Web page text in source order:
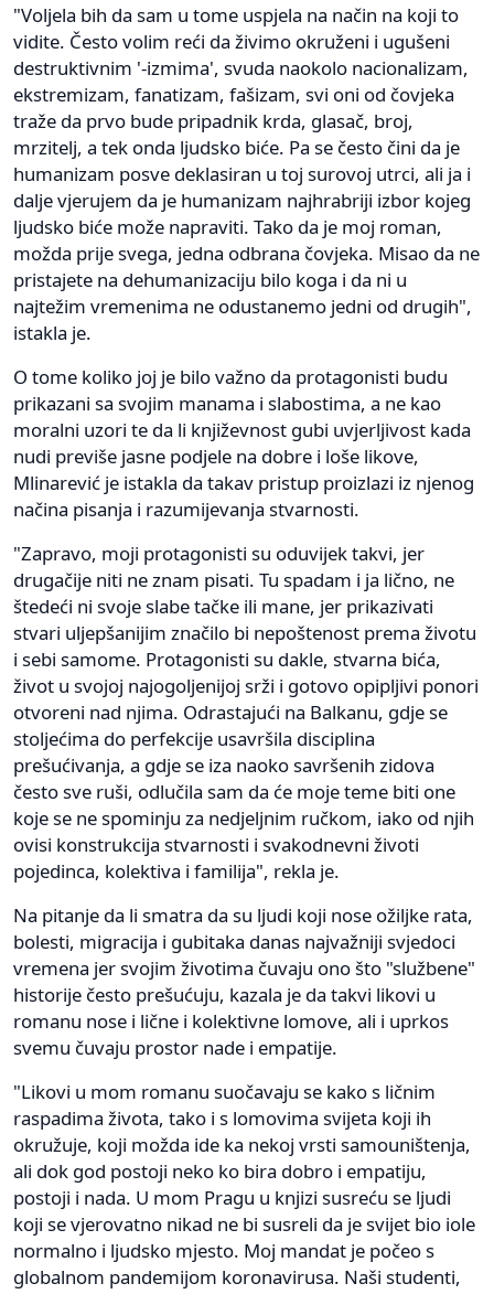
"Voljela bih da sam u tome uspjela na način na koji to
vidite. Često volim reći da živimo okruženi i ugušeni
destruktivnim '-izmima', svuda naokolo nacionalizam,
ekstremizam, fanatizam, fašizam, svi oni od čovjeka
traže da prvo bude pripadnik krda, glasač, broj,
mrzitelj, a tek onda ljudsko biće. Pa se često čini da je
humanizam posve deklasiran u toj surovoj utrci, ali ja i
dalje vjerujem da je humanizam najhrabriji izbor kojeg
ljudsko biće može napraviti. Tako da je moj roman,
možda prije svega, jedna odbrana čovjeka. Misao da ne
pristajete na dehumanizaciju bilo koga i da ni u
najtežim vremenima ne odustanemo jedni od drugih",
istakla je.
O tome koliko joj je bilo važno da protagonisti budu
prikazani sa svojim manama i slabostima, a ne kao
moralni uzori te da li književnost gubi uvjerljivost kada
nudi previše jasne podjele na dobre i loše likove,
Mlinarević je istakla da takav pristup proizlazi iz njenog
načina pisanja i razumijevanja stvarnosti.
"Zapravo, moji protagonisti su oduvijek takvi, jer
drugačije niti ne znam pisati. Tu spadam i ja lično, ne
štedeći ni svoje slabe tačke ili mane, jer prikazivati
stvari uljepšanijim značilo bi nepoštenost prema životu
i sebi samome. Protagonisti su dakle, stvarna bića,
život u svojoj najogoljenijoj srži i gotovo opipljivi ponori
otvoreni nad njima. Odrastajući na Balkanu, gdje se
stoljećima do perfekcije usavršila disciplina
prešućivanja, a gdje se iza naoko savršenih zidova
često sve ruši, odlučila sam da će moje teme biti one
koje se ne spominju za nedjeljnim ručkom, iako od njih
ovisi konstrukcija stvarnosti i svakodnevni životi
pojedinca, kolektiva i familija", rekla je.
Na pitanje da li smatra da su ljudi koji nose ožiljke rata,
bolesti, migracija i gubitaka danas najvažniji svjedoci
vremena jer svojim životima čuvaju ono što "službene"
historije često prešućuju, kazala je da takvi likovi u
romanu nose i lične i kolektivne lomove, ali i uprkos
svemu čuvaju prostor nade i empatije.
"Likovi u mom romanu suočavaju se kako s ličnim
raspadima života, tako i s lomovima svijeta koji ih
okružuje, koji možda ide ka nekoj vrsti samouništenja,
ali dok god postoji neko ko bira dobro i empatiju,
postoji i nada. U mom Pragu u knjizi susreću se ljudi
koji se vjerovatno nikad ne bi susreli da je svijet bio iole
normalno i ljudsko mjesto. Moj mandat je počeo s
globalnom pandemijom koronavirusa. Naši studenti,